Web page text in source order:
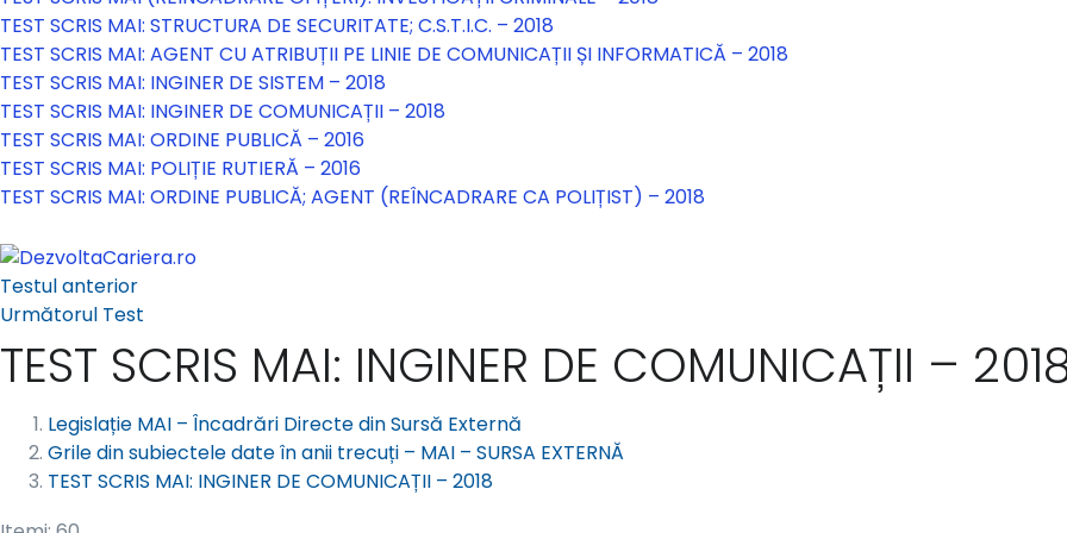
TEST SCRIS MAI: STRUCTURA DE SECURITATE; C.S.T.I.C. – 2018
TEST SCRIS MAI: AGENT CU ATRIBUȚII PE LINIE DE COMUNICAȚII ȘI INFORMATICĂ – 2018
TEST SCRIS MAI: INGINER DE SISTEM – 2018
TEST SCRIS MAI: INGINER DE COMUNICAȚII – 2018
TEST SCRIS MAI: ORDINE PUBLICĂ – 2016
TEST SCRIS MAI: POLIȚIE RUTIERĂ – 2016
TEST SCRIS MAI: ORDINE PUBLICĂ; AGENT (REÎNCADRARE CA POLIȚIST) – 2018
Testul anterior
Următorul Test
TEST SCRIS MAI: INGINER DE COMUNICAȚII –
Legislație MAI – Încadrări Directe din Sursă Externă
Grile din subiectele date în anii trecuți – MAI – SURSA EXTERNĂ
TEST SCRIS MAI: INGINER DE COMUNICAȚII – 2018